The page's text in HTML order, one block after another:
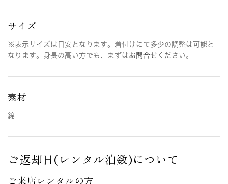
サイズ
※表示サイズは目安となります。着付けにて多少の調整は可能と
なります。身長の高い方でも、まずはお問合せ ください。
素材
綿
ご返却日(レンタル泊数)について
ご来店レンタルの方